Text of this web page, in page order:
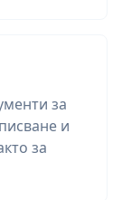
за
и
за